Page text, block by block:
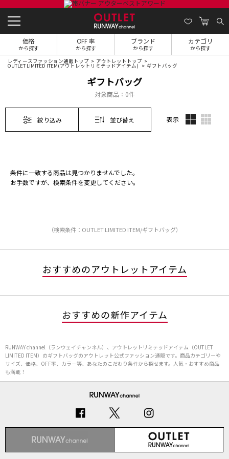
価格
から探す
OFF 率
から探す
ブランド
から探す
カテゴリ
から探す
レディースファッション通販トップ アウトレットトップ
OUTLET LIMITED ITEM(アウトレットリミテッドアイテム) ギフトバッグ
ギフトバッグ
対象商品： 0件
絞り込み 並び替え 表示
条件に一致する商品は見つかりませんでした。
お手数ですが、検索条件を変更してください。
（検索条件：OUTLET LIMITED ITEM/ギフトバッグ）
おすすめのアウトレットアイテム
おすすめの新作アイテム
RUNWAY channel（ランウェイチャンネル）、アウトレットリミテッドアイテム（OUTLET
LIMITED ITEM）のギフトバッグのアウトレット公式ファッション通販です。商品カテゴリーや
サイズ、価格、OFF率、カラー等、あなたのこだわり条件から探せます。人気・おすすめ商品
も満載！